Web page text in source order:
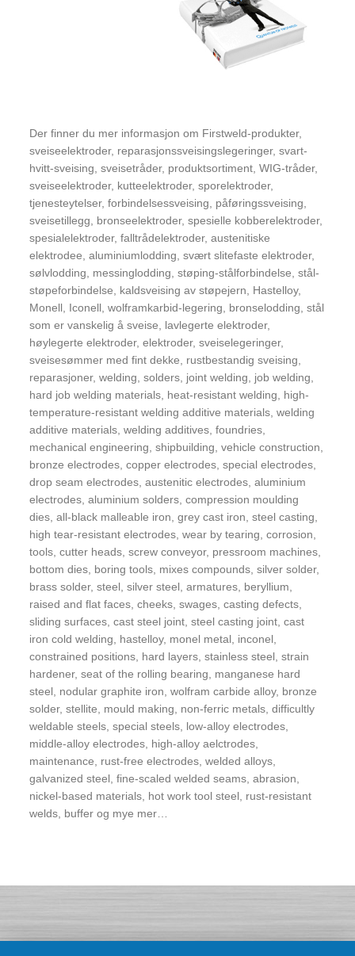
Der finner du mer informasjon om Firstweld-produkter,
sveiseelektroder, reparasjonssveisingslegeringer, svart-
hvitt-sveising, sveisetråder, produktsortiment, WIG-tråder,
sveiseelektroder, kutteelektroder, sporelektroder,
tjenesteytelser, forbindelsessveising, påføringssveising,
sveisetillegg, bronseelektroder, spesielle kobberelektroder,
spesialelektroder, falltrådelektroder, austenitiske
elektrodee, aluminiumlodding, svært slitefaste elektroder,
sølvlodding, messinglodding, støping-stålforbindelse, stål-
støpeforbindelse, kaldsveising av støpejern, Hastelloy,
Monell, Iconell, wolframkarbid-legering, bronselodding, stål
som er vanskelig å sveise, lavlegerte elektroder,
høylegerte elektroder, elektroder, sveiselegeringer,
sveisesømmer med fint dekke, rustbestandig sveising,
reparasjoner, welding, solders, joint welding, job welding,
hard job welding materials, heat-resistant welding, high-
temperature-resistant welding additive materials, welding
additive materials, welding additives, foundries,
mechanical engineering, shipbuilding, vehicle construction,
bronze electrodes, copper electrodes, special electrodes,
drop seam electrodes, austenitic electrodes, aluminium
electrodes, aluminium solders, compression moulding
dies, all-black malleable iron, grey cast iron, steel casting,
high tear-resistant electrodes, wear by tearing, corrosion,
tools, cutter heads, screw conveyor, pressroom machines,
bottom dies, boring tools, mixes compounds, silver solder,
brass solder, steel, silver steel, armatures, beryllium,
raised and flat faces, cheeks, swages, casting defects,
sliding surfaces, cast steel joint, steel casting joint, cast
iron cold welding, hastelloy, monel metal, inconel,
constrained positions, hard layers, stainless steel, strain
hardener, seat of the rolling bearing, manganese hard
steel, nodular graphite iron, wolfram carbide alloy, bronze
solder, stellite, mould making, non-ferric metals, difficultly
weldable steels, special steels, low-alloy electrodes,
middle-alloy electrodes, high-alloy aelctrodes,
maintenance, rust-free electrodes, welded alloys,
galvanized steel, fine-scaled welded seams, abrasion,
nickel-based materials, hot work tool steel, rust-resistant
welds, buffer og mye mer…